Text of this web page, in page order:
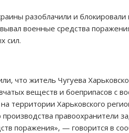
разоблачили и блокировали
военные средства
сил.
что житель Чугуева
веществ и боеприпасов с
территории Харьковского
производства правоохранители
поражения», — говорится в